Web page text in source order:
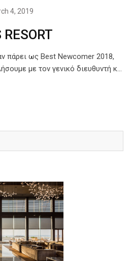
4, 2019
πάρει ως Best Newcomer 2018,
με τον γενικό διευθυντή κ…